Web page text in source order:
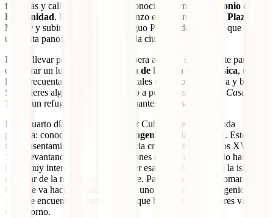
fachadas y calles adoquinadas reconocidas como
Patrimonio de la
Humanidad. Un excelente comienzo es dirigirse hacia la Plaza
Mayor y subir a la torre del contiguo Palacio de Cantero, que ofrece
una vista panorámica increíble de la ciudad.
Déjate llevar por el ambiente y espera a que el sol se oculte para
encontrar un lugar en la
escalinata de la Casa de la Música, un
lugar frecuentado por turistas y locales deseosos de música y baile.
Si prefieres algo más privado, justo a pocos pasos, está la Casa de la
Trova
, un refugio ideal para los amantes de la salsa.
En el cuarto día de tu recorrido por Cuba, tienes una agenda
perfecta: conocer el
Valle de los Ingenios
y Playa Ancón. Este valle
fue el asentamiento de la aristocracia criolla entre los siglos XVII y
XIX, levantando grandes plantaciones de azúcar, lo cual lo hace un
lugar muy interesante para entender esa etapa histórica de la isla y
disfrutar de la naturaleza que ofrece. Para llegar, puedes tomar el
tren que va hacia Manacas Iznaga, uno de los antiguos ingenios.
Aquí se encuentra la torre Iznaga, que brinda espectaculares vistas
del entorno.